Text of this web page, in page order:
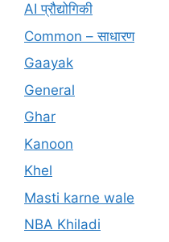
AI प्रौद्योगिकी
Common – साधारण
Gaayak
General
Ghar
Kanoon
Khel
Masti karne wale
NBA Khiladi